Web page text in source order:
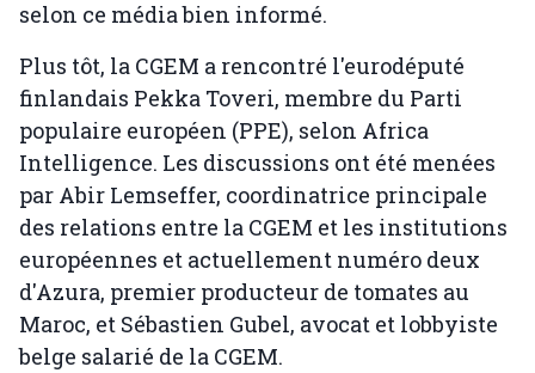
selon ce média bien informé.
Plus tôt, la CGEM a rencontré l'eurodéputé
finlandais Pekka Toveri, membre du Parti
populaire européen (PPE), selon Africa
Intelligence. Les discussions ont été menées
par Abir Lemseffer, coordinatrice principale
des relations entre la CGEM et les institutions
européennes et actuellement numéro deux
d'Azura, premier producteur de tomates au
Maroc, et Sébastien Gubel, avocat et lobbyiste
belge salarié de la CGEM.